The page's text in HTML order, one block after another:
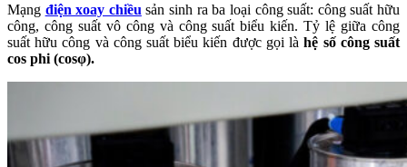
Mạng điện xoay chiều sản sinh ra ba loại công suất: công suất hữu
công, công suất vô công và công suất biểu kiến. Tỷ lệ giữa công
suất hữu công và công suất biểu kiến được gọi là hệ số công suất
cos phi (cosφ).